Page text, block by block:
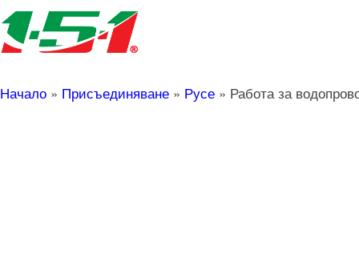
Начало » Присъединяване » Русе » Работа за